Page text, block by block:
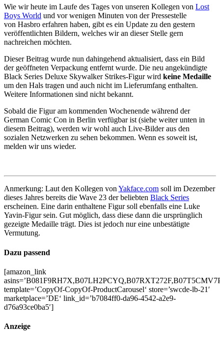
Wie wir heute im Laufe des Tages von unseren Kollegen von Lost
Boys World und vor wenigen Minuten von der Pressestelle
von Hasbro erfahren haben, gibt es ein Update zu den gestern
veröffentlichten Bildern, welches wir an dieser Stelle gern
nachreichen möchten.
Dieser Beitrag wurde nun dahingehend aktualisiert, dass ein Bild
der geöffneten Verpackung entfernt wurde. Die neu angekündigte
Black Series Deluxe Skywalker Strikes-Figur wird keine Medaille
um den Hals tragen und auch nicht im Lieferumfang enthalten.
Weitere Informationen sind nicht bekannt.
Sobald die Figur am kommenden Wochenende während der
German Comic Con in Berlin verfügbar ist (siehe weiter unten in
diesem Beitrag), werden wir wohl auch Live-Bilder aus den
sozialen Netzwerken zu sehen bekommen. Wenn es soweit ist,
melden wir uns wieder.
Anmerkung: Laut den Kollegen von Yakface.com soll im Dezember
dieses Jahres bereits die Wave 23 der beliebten Black Series
erscheinen. Eine darin enthaltene Figur soll ebenfalls eine Luke
Yavin-Figur sein. Gut möglich, dass diese dann die ursprünglich
gezeigte Medaille trägt. Dies ist jedoch nur eine unbestätigte
Vermutung.
Dazu passend
[amazon_link
template=’CopyOf-CopyOf-ProductCarousel‘ store=’swcde-lb-21′
marketplace=’DE‘ link_id=’b7084ff0-da96-4542-a2e9-
d76a93ce0ba5′]
Anzeige